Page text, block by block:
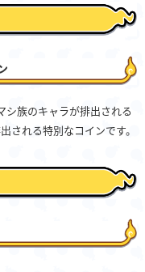
シ族のキャラが排出される
される特別なコインです。